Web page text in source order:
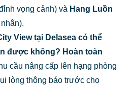
vọng cảnh) và Hang Luồn
View tại Delasea có thể
được không? Hoàn toàn
cầu nâng cấp lên hạng phòng
lòng thông báo trước cho